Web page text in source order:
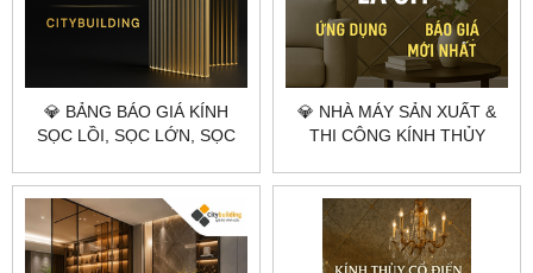
💎 BẢNG BÁO GIÁ KÍNH
SỌC LỒI, SỌC LỚN, SỌC
CITYBUILDING | XƯỞNG
GIA CÔNG CHUYÊN
NGHIỆP HÀ NỘI & TP.HCM
💎 NHÀ MÁY SẢN XUẤT &
THI CÔNG KÍNH THỦY
TẠI HÀ NỘI & TPHCM –
CITYBUILDING